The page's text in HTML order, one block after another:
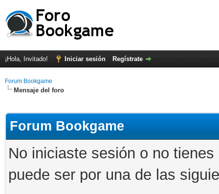
¡Hola, Invitado! Iniciar sesión Regístrate
Forum Bookgame
Mensaje del foro
Forum Bookgame
No iniciaste sesión o no
puede ser por una de las